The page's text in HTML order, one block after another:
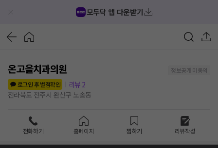
모두닥 앱 다운받기
온고을치과의원
정보공개 미동의
로그인 후 별점확인
리뷰 2
전라북도 전주시 완산구 노송동
전화하기 홈페이지 찜하기 리뷰작성